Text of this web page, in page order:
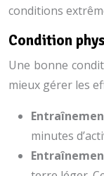
conditions
Condition
Une bonne
mieux gérer les
minutes